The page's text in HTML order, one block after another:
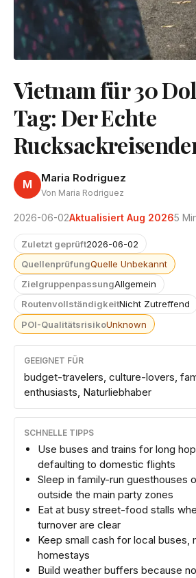
Vietnam für 30
Tag: Der Echte
M Maria Rodriguez
Von Maria Rodriguez
2026-06-02Aktualisiert Aug 20265
Zuletzt geprüft2026-06-02
QuellenprüfungQuelle Unbekannt
ZielgruppenpassungAllgemein
RoutenvollständigkeitNicht Zutreffend
POI-QualitätsrisikoUnknown
GEEIGNET FÜR
budget-travelers, culture-lovers,
enthusiasts, Naturliebhaber
SCHNELLE TIPPS
Use buses and trains for long
defaulting to domestic flights
Sleep in family-run guesthouses
outside the main party zones
Eat at busy street-food stalls
turnover are clear
Keep small cash for local buses,
homestays
Build weather buffers because